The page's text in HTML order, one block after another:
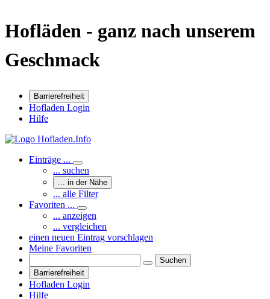
Hofläden - ganz nach unserem
Geschmack
Barrierefreiheit
Hofladen Login
Hilfe
Einträge ...
... suchen
... in der Nähe
... alle Filter
Favoriten ...
... anzeigen
... vergleichen
einen neuen Eintrag vorschlagen
Meine Favoriten
Suchen
Barrierefreiheit
Hofladen Login
Hilfe